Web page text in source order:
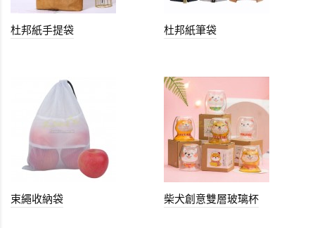
杜邦紙手提袋 杜邦紙筆袋
束繩收納袋 柴犬創意雙層玻璃杯